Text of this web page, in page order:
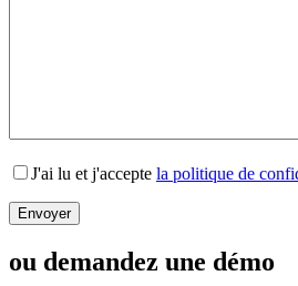
J'ai lu et j'accepte la politique de
ou demandez une démo